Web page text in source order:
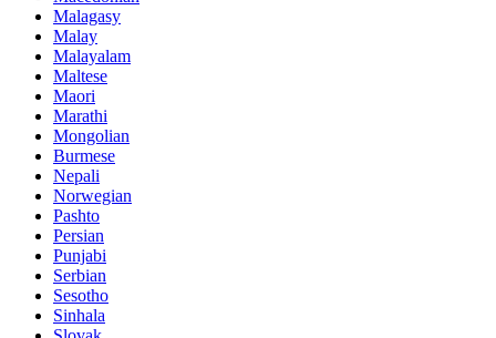
Malagasy
Malay
Malayalam
Maltese
Maori
Marathi
Mongolian
Burmese
Nepali
Norwegian
Pashto
Persian
Punjabi
Serbian
Sesotho
Sinhala